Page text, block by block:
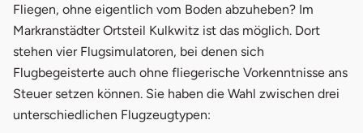
Fliegen, ohne eigentlich vom Boden abzuheben? Im
Markranstädter Ortsteil Kulkwitz ist das möglich. Dort
stehen vier Flugsimulatoren, bei denen sich
Flugbegeisterte auch ohne fliegerische Vorkenntnisse ans
Steuer setzen können. Sie haben die Wahl zwischen drei
unterschiedlichen Flugzeugtypen: